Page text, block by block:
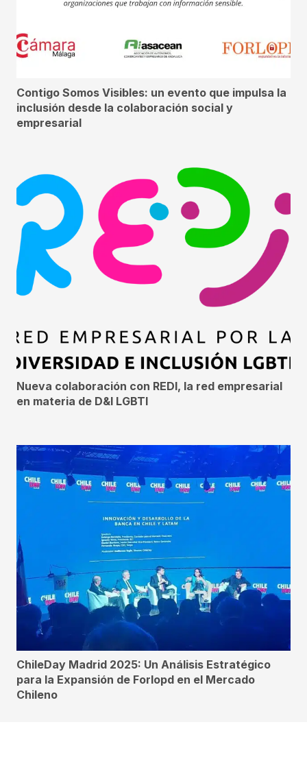
Contigo Somos Visibles: un evento que impulsa la
inclusión desde la colaboración social y
empresarial
Nueva colaboración con REDI, la red empresarial
en materia de D&I LGBTI
ChileDay Madrid 2025: Un Análisis Estratégico
para la Expansión de Forlopd en el Mercado
Chileno